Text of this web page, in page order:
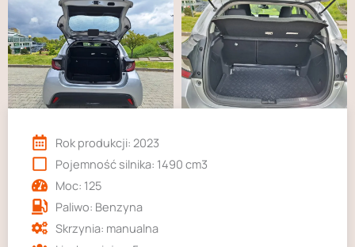
Rok produkcji: 2023
Pojemność silnika: 1490 cm3
Moc: 125
Paliwo: Benzyna
Skrzynia: manualna
Marketing
Udostępniając
swoje
zainteresowania i
zachowania
podczas
odwiedzania naszej
spersonalizowanych